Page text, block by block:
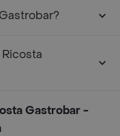
Gastrobar -